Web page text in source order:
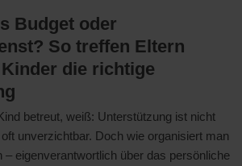
Budget oder
So treffen Eltern
die richtige
betreut, weiß: Unterstützung ist nicht
unverzichtbar. Doch wie organisiert man
– eigenverantwortlich über das persönliche